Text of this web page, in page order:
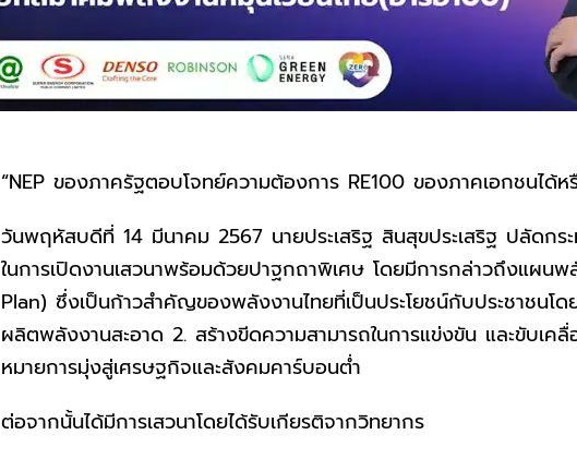
“NEP ของภาครัฐตอบโจทย์ความต้องการ RE100 ของภาคเอกชนได้ห
วันพฤหัสบดีที่ 14 มีนาคม 2567 นายประเสริฐ สินสุขประเสริฐ ปลัดกระ
ในการเปิดงานเสวนาพร้อมด้วยปาฐกถาพิเศษ โดยมีการกล่าวถึงแผน
Plan) ซึ่งเป็นก้าวสำคัญของพลังงานไทยที่เป็นประโยชน์กับประชาชน
ผลิตพลังงานสะอาด 2. สร้างขีดความสามารถในการแข่งขัน และขับเค
หมายการมุ่งสู่เศรษฐกิจและสังคมคาร์บอนต่ำ
ต่อจากนั้นได้มีการเสวนาโดยได้รับเกียรติจากวิทยากร